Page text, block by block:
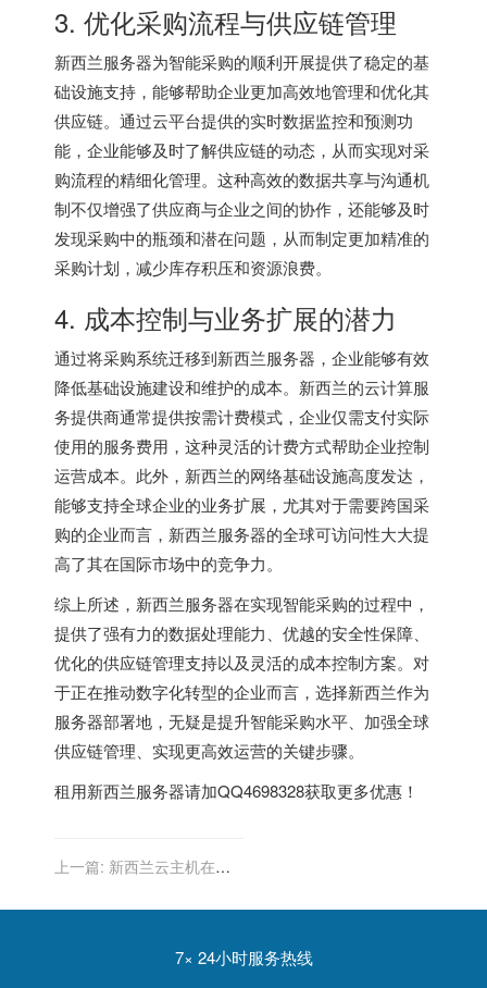
3. 优化采购流程与供应链管理
新西兰服务器为智能采购的顺利开展提供了稳定的基
础设施支持，能够帮助企业更加高效地管理和优化其
供应链。通过云平台提供的实时数据监控和预测功
能，企业能够及时了解供应链的动态，从而实现对采
购流程的精细化管理。这种高效的数据共享与沟通机
制不仅增强了供应商与企业之间的协作，还能够及时
发现采购中的瓶颈和潜在问题，从而制定更加精准的
采购计划，减少库存积压和资源浪费。
4. 成本控制与业务扩展的潜力
通过将采购系统迁移到新西兰服务器，企业能够有效
降低基础设施建设和维护的成本。新西兰的云计算服
务提供商通常提供按需计费模式，企业仅需支付实际
使用的服务费用，这种灵活的计费方式帮助企业控制
运营成本。此外，新西兰的网络基础设施高度发达，
能够支持全球企业的业务扩展，尤其对于需要跨国采
购的企业而言，新西兰服务器的全球可访问性大大提
高了其在国际市场中的竞争力。
综上所述，新西兰服务器在实现智能采购的过程中，
提供了强有力的数据处理能力、优越的安全性保障、
优化的供应链管理支持以及灵活的成本控制方案。对
于正在推动数字化转型的企业而言，选择新西兰作为
服务器部署地，无疑是提升智能采购水平、加强全球
供应链管理、实现更高效运营的关键步骤。
租用新西兰服务器请加QQ4698328获取更多优惠！
上一篇: 新西兰云主机在数
7× 24小时服务热线